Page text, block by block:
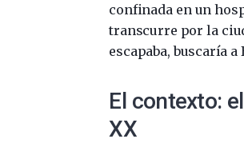
confinada en un
transcurre por la
escapaba, buscaría
El contexto:
XX